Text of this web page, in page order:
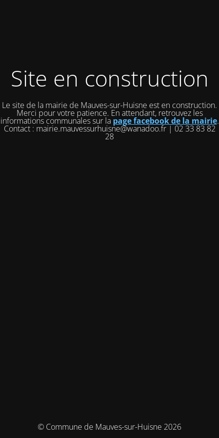
Site en construction
Le site de la mairie de Mauves-sur-Huisne est en construction.
Merci pour votre patience. En attendant, retrouvez les
informations communales sur la page facebook de la mairie.
Contact : mairie.mauvessurhuisne@wanadoo.fr | 02 33 83 82
28
© Commune de Mauves-sur-Huisne 2026